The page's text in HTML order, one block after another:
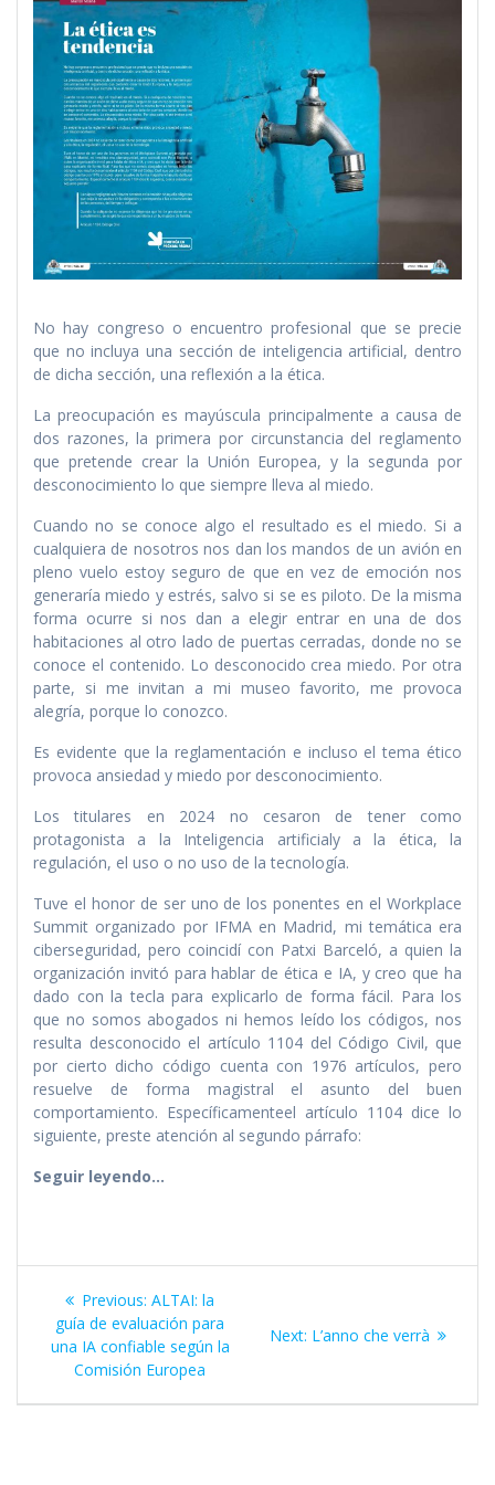
No hay congreso o encuentro profesional que se precie
que no incluya una sección de inteligencia artificial, dentro
de dicha sección, una reflexión a la ética.
La preocupación es mayúscula principalmente a causa de
dos razones, la primera por circunstancia del reglamento
que pretende crear la Unión Europea, y la segunda por
desconocimiento lo que siempre lleva al miedo.
Cuando no se conoce algo el resultado es el miedo. Si a
cualquiera de nosotros nos dan los mandos de un avión en
pleno vuelo estoy seguro de que en vez de emoción nos
generaría miedo y estrés, salvo si se es piloto. De la misma
forma ocurre si nos dan a elegir entrar en una de dos
habitaciones al otro lado de puertas cerradas, donde no se
conoce el contenido. Lo desconocido crea miedo. Por otra
parte, si me invitan a mi museo favorito, me provoca
alegría, porque lo conozco.
Es evidente que la reglamentación e incluso el tema ético
provoca ansiedad y miedo por desconocimiento.
Los titulares en 2024 no cesaron de tener como
protagonista a la Inteligencia artificialy a la ética, la
regulación, el uso o no uso de la tecnología.
Tuve el honor de ser uno de los ponentes en el Workplace
Summit organizado por IFMA en Madrid, mi temática era
ciberseguridad, pero coincidí con Patxi Barceló, a quien la
organización invitó para hablar de ética e IA, y creo que ha
dado con la tecla para explicarlo de forma fácil. Para los
que no somos abogados ni hemos leído los códigos, nos
resulta desconocido el artículo 1104 del Código Civil, que
por cierto dicho código cuenta con 1976 artículos, pero
resuelve de forma magistral el asunto del buen
comportamiento. Específicamenteel artículo 1104 dice lo
siguiente, preste atención al segundo párrafo:
Seguir leyendo…
Navegación
de
entradas
Previous: Previous
post:
ALTAI: la
guía de evaluación para
una IA confiable según la
Comisión Europea
Next: Next
L’anno che verrà